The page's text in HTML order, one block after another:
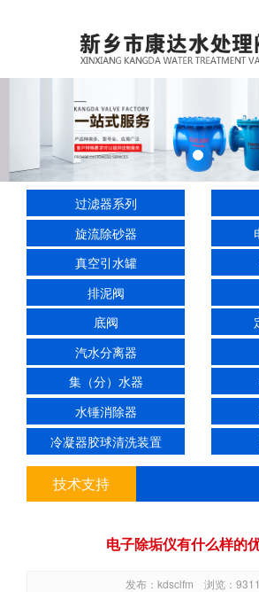
过滤器系列
旋流除砂器
真空引水罐
排泥阀
底阀
汽水分离器
集（分）水器
水锤消除器
冷凝器胶球清洗装置
技术支持
电子除垢仪有什么样的
发布：kdsclfm 浏览：